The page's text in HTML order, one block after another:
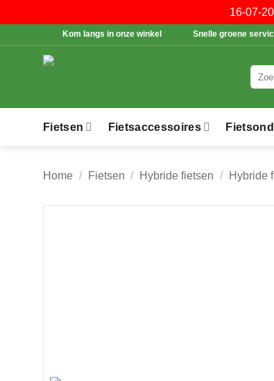
16-07-
naar
Kom langs in onze winkel Snelle groene
Zoeken
naar:
Fietsen Fietsaccessoires
Home / Fietsen / Hybride fietsen / Hybride